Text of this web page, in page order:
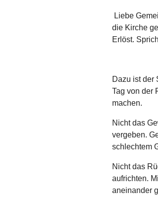
Liebe
die Kirche
Erlöst.
Dazu ist der
Tag von der
machen.
Nicht das
vergeben.
schlechtem
Nicht das
aufrichten.
aneinander